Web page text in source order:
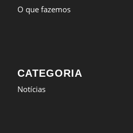
O que fazemos
CATEGORIA
Notícias